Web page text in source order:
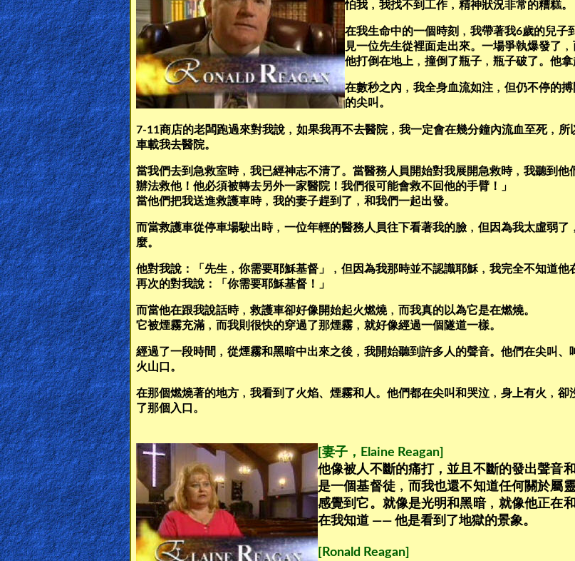
Testimonies
Evangelism
Documentaries
Islam
Other
Other
Languages
Contact/Feedback/Donate
Follow
us
Social
Media
PDF
Books
怕我﹐我找不到工作﹐精神狀況非常的糟糕。
在我生命中的一個時刻﹐我帶著我6歲的兒子
見一位先生從裡面走出來。一場爭執爆發了
他打倒在地上﹐撞倒了瓶子﹐瓶子破了。他
在數秒之內﹐我全身血流如注﹐但仍不停的
的尖叫。
7-11商店的老闆跑過來對我說﹐如果我再不去醫院﹐我一定會在幾分鐘內流血至死﹐所
車載我去醫院。
當我們去到急救室時﹐我已經神志不清了。當醫務人員開始對我展開急救時﹐我聽到他
辦法救他！他必須被轉去另外一家醫院！我們很可能會救不回他的手臂！」
當他們把我送進救護車時﹐我的妻子趕到了﹐和我們一起出發。
而當救護車從停車場駛出時﹐一位年輕的醫務人員往下看著我的臉﹐但因為我太虛弱了
麼。
他對我說：「先生﹐你需要耶穌基督」﹐但因為我那時並不認識耶穌﹐我完全不知道
再次的對我說：「你需要耶穌基督！」
而當他在跟我說話時﹐救護車卻好像開始起火燃燒﹐而我真的以為它是在燃燒。
它被煙霧充滿﹐而我則很快的穿過了那煙霧﹐就好像經過一個隧道一樣。
經過了一段時間﹐從煙霧和黑暗中出來之後﹐我開始聽到許多人的聲音。他們在尖叫
火山口。
在那個燃燒著的地方﹐我看到了火焰、煙霧和人。他們都在尖叫和哭泣﹐身上有火﹐
了那個入口。
[妻子，Elaine Reagan]
他像被人不斷的痛打，並且不斷的發出聲音
是一個基督徒﹐而我也還不知道任何關於屬
感覺到它。就像是光明和黑暗﹐就像他正在
在我知道 —— 他是看到了地獄的景象。
[Ronald Reagan]